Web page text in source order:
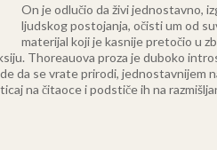
On je odlučio da živi jednostavno,
ljudskog postojanja, očisti um od
materijal koji je kasnije pretočio u
Thoreauova proza je duboko
da se vrate prirodi,
na čitaoce i podstiče ih na